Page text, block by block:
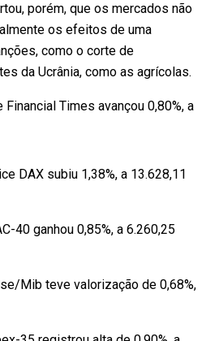
porém, que os mercados não
os efeitos de uma
como o corte de
da Ucrânia, como as agrícolas.
Financial Times avançou 0,80%, a
DAX subiu 1,38%, a 13.628,11
40 ganhou 0,85%, a 6.260,25
Mib teve valorização de 0,68%,